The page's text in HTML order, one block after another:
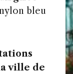
bleu
ville de